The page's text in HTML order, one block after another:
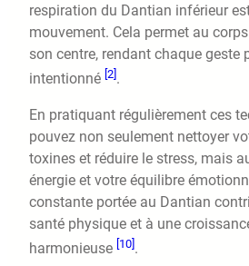
respiration du Dantian inférieur
mouvement. Cela permet au
son centre, rendant chaque geste
intentionné [2].
En pratiquant régulièrement ces
pouvez non seulement nettoyer
toxines et réduire le stress, mais
énergie et votre équilibre
constante portée au Dantian
santé physique et à une
harmonieuse [10] .